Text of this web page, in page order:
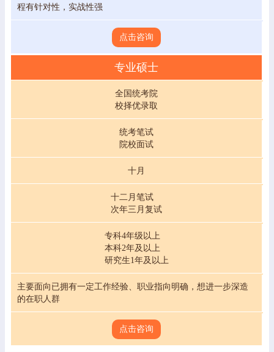
程有针对性，实战性强
点击咨询
专业硕士
全国统考院
校择优录取
统考笔试
院校面试
十月
十二月笔试
次年三月复试
专科4年级以上
本科2年及以上
研究生1年及以上
主要面向已拥有一定工作经验、职业指向明确，想进一步深造
的在职人群
点击咨询